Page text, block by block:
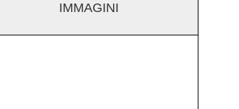
IMMAGINI